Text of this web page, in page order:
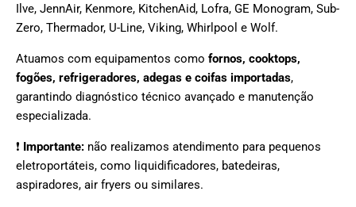
Ilve, JennAir, Kenmore, KitchenAid, Lofra, GE Monogram, Sub-
Zero, Thermador, U-Line, Viking, Whirlpool e Wolf.
Atuamos com equipamentos como fornos, cooktops,
fogões, refrigeradores, adegas e coifas importadas,
garantindo diagnóstico técnico avançado e manutenção
especializada.
❗ Importante: não realizamos atendimento para pequenos
eletroportáteis, como liquidificadores, batedeiras,
aspiradores, air fryers ou similares.